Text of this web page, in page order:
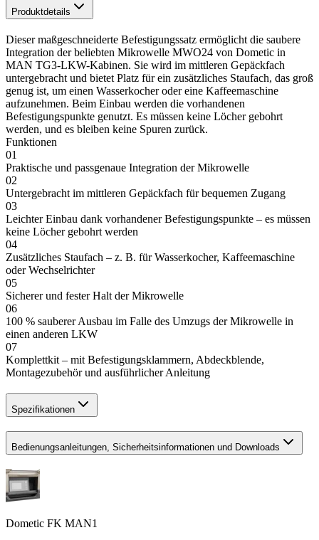
Produktdetails
Dieser maßgeschneiderte Befestigungssatz ermöglicht die saubere
Integration der beliebten Mikrowelle MWO24 von Dometic in
MAN TG3-LKW-Kabinen. Sie wird im mittleren Gepäckfach
untergebracht und bietet Platz für ein zusätzliches Staufach, das groß
genug ist, um einen Wasserkocher oder eine Kaffeemaschine
aufzunehmen. Beim Einbau werden die vorhandenen
Befestigungspunkte genutzt. Es müssen keine Löcher gebohrt
werden, und es bleiben keine Spuren zurück.
Funktionen
01
Praktische und passgenaue Integration der Mikrowelle
02
Untergebracht im mittleren Gepäckfach für bequemen Zugang
03
Leichter Einbau dank vorhandener Befestigungspunkte – es müssen
keine Löcher gebohrt werden
04
Zusätzliches Staufach – z. B. für Wasserkocher, Kaffeemaschine
oder Wechselrichter
05
Sicherer und fester Halt der Mikrowelle
06
100 % sauberer Ausbau im Falle des Umzugs der Mikrowelle in
einen anderen LKW
07
Komplettkit – mit Befestigungsklammern, Abdeckblende,
Montagezubehör und ausführlicher Anleitung
Spezifikationen
Bedienungsanleitungen, Sicherheitsinformationen und Downloads
Dometic FK MAN1